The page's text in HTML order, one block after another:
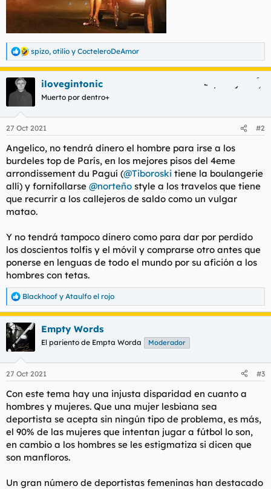
R
e
a
c
e
:
spizo, otilio y CocteleroDeAmor
ilovegintonic
Muerto por dentro+
27 Oct 2021 #2
Angelico, no tendrá dinero el hombre para irse a los
burdeles top de París, en los mejores pisos del 4eme
arrondissement du Paguí (@Tiboroski tiene la boulangerie
allí) y fornifollarse @norteño style a los travelos que tiene
que recurrir a los callejeros de saldo como un vulgar
matao.
Y no tendrá tampoco dinero como para dar por perdido
los doscientos tolfis y el móvil y comprarse otro antes que
ponerse en lenguas de todo el mundo por su afición a los
hombres con tetas.
R
e
a
c
c
i
e
:
Blackhoof y Ataulfo el rojo
Empty Words
El pariento de Empta Worda Moderador
27 Oct 2021 #3
Con este tema hay una injusta disparidad en cuanto a
hombres y mujeres. Que una mujer lesbiana sea
deportista se acepta sin ningún tipo de problema, es más,
el 90% de las mujeres que intentan jugar a fútbol lo son,
en cambio a los hombres se les estigmatiza si dicen que
son manfloros.
Un gran número de deportistas femeninas han destacado